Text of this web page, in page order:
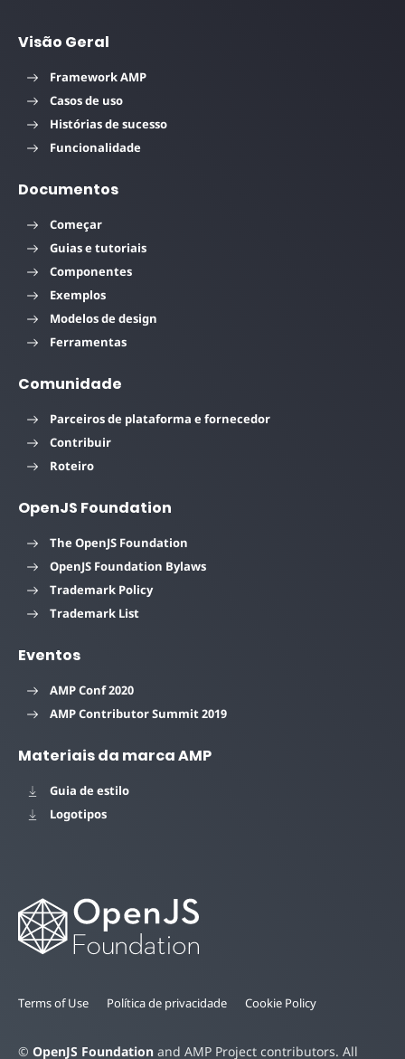
Visão Geral
Framework AMP
Casos de uso
Histórias de sucesso
Funcionalidade
Documentos
Começar
Guias e tutoriais
Componentes
Exemplos
Modelos de design
Ferramentas
Comunidade
Parceiros de plataforma e fornecedor
Contribuir
Roteiro
OpenJS Foundation
The OpenJS Foundation
OpenJS Foundation Bylaws
Trademark Policy
Trademark List
Eventos
AMP Conf 2020
AMP Contributor Summit 2019
Materiais da marca AMP
Guia de estilo
Logotipos
Terms of Use Política de privacidade Cookie Policy
© OpenJS Foundation and AMP Project contributors. All